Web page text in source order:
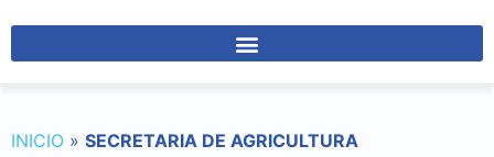
INICIO » SECRETARIA DE AGRICULTURA